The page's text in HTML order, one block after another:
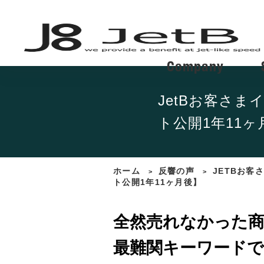
Company
JetBお客さま
ト公開1年11ヶ
ホーム > 反響の声 >
JETBお客
ト公開1年11ヶ月後】
全然売れなかった
最難関キーワード